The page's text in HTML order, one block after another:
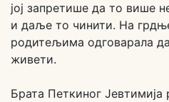
јој запретише да то више
и даље то чинити. На
родитељима одговарала
живети.
Брата Петкиног